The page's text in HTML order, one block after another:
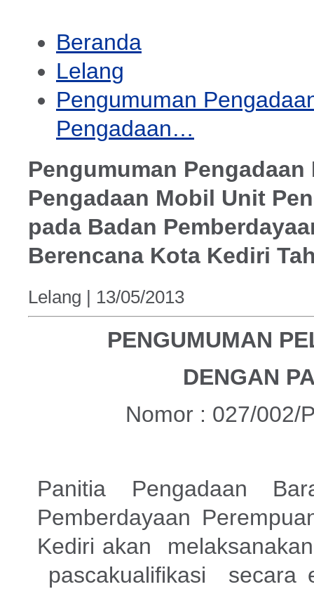
Beranda
Lelang
Pengumuman
Pengadaan…
Pengumuman
Pengadaan Mobil Unit
pada Badan
Berencana Kota Kediri
Lelang | 13/05/2013
PENGUMUMAN
DENGAN
Nomor : 027/002/
Panitia Pengadaan
Pemberdayaan
Kediri akan
pascakualifikasi secara